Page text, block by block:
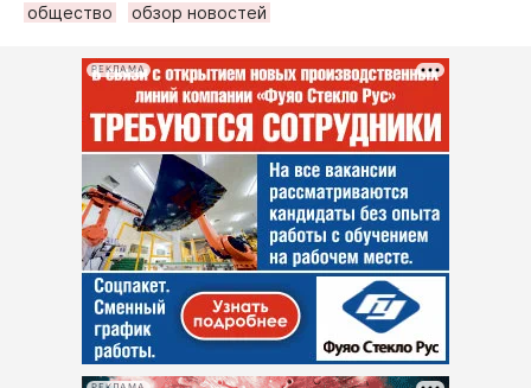
общество
обзор новостей
РЕКЛАМА